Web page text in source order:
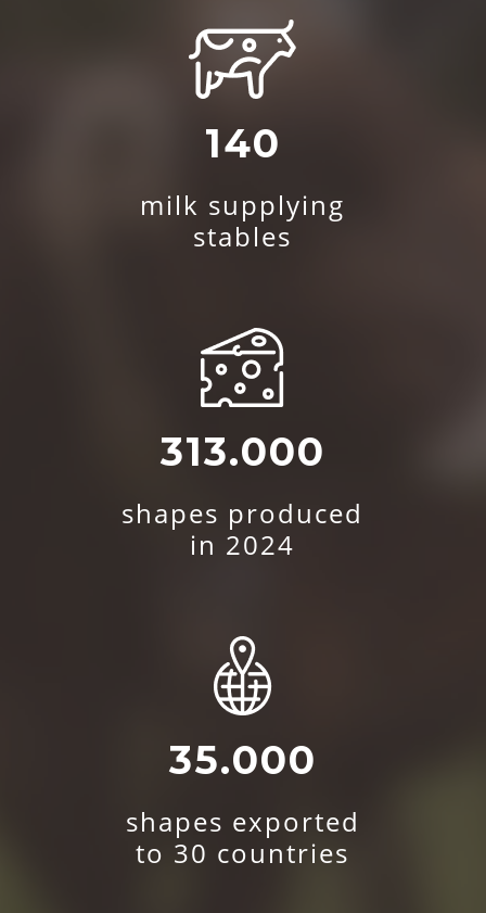
140
milk supplying
stables
313.000
shapes produced
in 2024
35.000
shapes exported
to 30 countries